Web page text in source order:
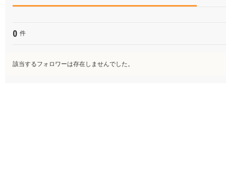
0 件
該当するフォロワーは存在しませんでした。